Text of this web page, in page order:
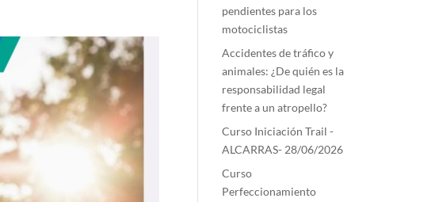
pendientes para los
motociclistas
Accidentes de tráfico y
animales: ¿De quién es la
responsabilidad legal
frente a un atropello?
Curso Iniciación Trail -
ALCARRAS- 28/06/2026
Curso
Perfeccionamiento